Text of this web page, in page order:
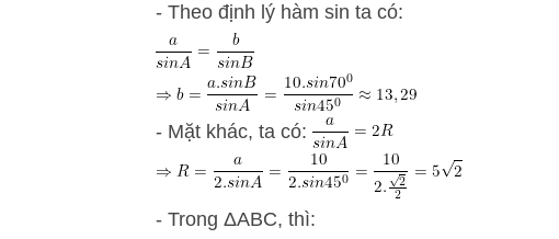
- Theo định lý hàm sin ta có:
- Mặt khác, ta có:
- Trong ΔABC, thì: